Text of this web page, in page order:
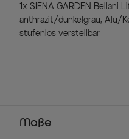
1x SIENA GARDEN Bellani
anthrazit/dunkelgrau, Alu/
stufenlos verstellbar
Maße